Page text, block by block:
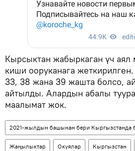
Кырсыктан жабыркаган үч аял
киши ооруканага
33, 38 жана 39 жашта болсо,
айтылды. Алардын абалы
маалымат жок.
2021-жылдын башынан бери Кыргызстанда
Жаңылыктар Окуялар Кыргызстан